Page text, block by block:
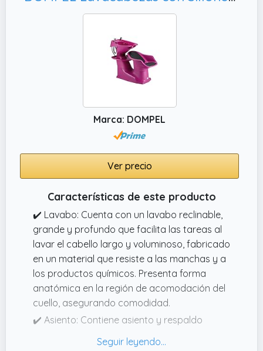
diferentes capas de la piel y ofrece un
piel, la luz azul combate las imperfecciones.
✔️ Gran volumen de 60 litros y control preciso
del termostato: disfruta de una experiencia
agua de 60 litros. El calentamiento integrado
mantiene la temperatura del agua constante
y ajustable individualmente entre 30 °C y 55
de tratamiento óptimos
Marca: DOMPEL
Ver precio
Características de este producto
✔️ Lavabo: Cuenta con un lavabo reclinable,
grande y profundo que facilita las tareas al
lavar el cabello largo y voluminoso, fabricado
en un material que resiste a las manchas y a
los productos químicos. Presenta forma
anatómica en la región de acomodación del
cuello, asegurando comodidad.
✔️ Asiento: Contiene asiento y respaldo